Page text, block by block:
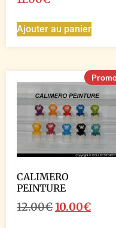
Ajouter au panier
CALIMERO
PEINTURE
12.00€10.00€